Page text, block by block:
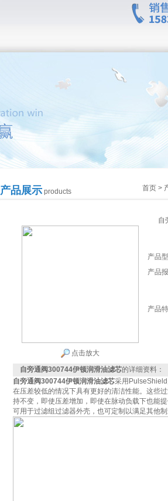
产品展示 products 首页 >
自
点击放大
产品
产品
产品
自旁通阀300744伊顿润滑油滤芯的详细资料：
自旁通阀300744伊顿润滑油滤芯采用
在压差较低的情况下具有更好的清洁性能。这些
持不变，即使压差增加，即使在脉动负载下也能
可用于过滤组过滤器外壳，也可定制以满足其他制